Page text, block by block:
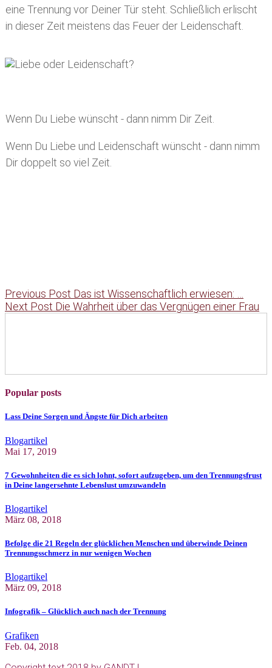
eine Trennung vor Deiner Tür steht. Schließlich erlischt
in dieser Zeit meistens das Feuer der Leidenschaft.
Wenn Du Liebe wünscht - dann nimm Dir Zeit.
Wenn Du Liebe und Leidenschaft wünscht - dann nimm
Dir doppelt so viel Zeit.
Previous Post Das ist Wissenschaftlich erwiesen: …
Next Post Die Wahrheit über das Vergnügen einer Frau
Popular posts
Lass Deine Sorgen und Ängste für Dich arbeiten
Blogartikel
Mai 17, 2019
7 Gewohnheiten die es sich lohnt, sofort aufzugeben, um den Trennungsfrust
in Deine langersehnte Lebenslust umzuwandeln
Blogartikel
März 08, 2018
Befolge die 21 Regeln der glücklichen Menschen und überwinde Deinen
Trennungsschmerz in nur wenigen Wochen
Blogartikel
März 09, 2018
Infografik – Glücklich auch nach der Trennung
Grafiken
Feb. 04, 2018